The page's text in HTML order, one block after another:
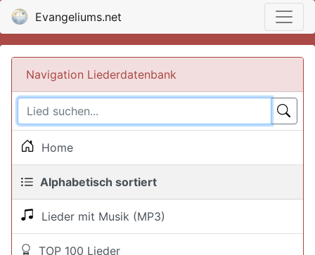
Evangeliums.net
Navigation Liederdatenbank
Home
Alphabetisch sortiert
Lieder mit Musik (MP3)
TOP 100 Lieder